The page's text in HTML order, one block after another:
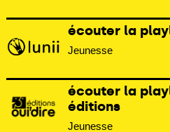
écouter la
Jeunesse
écouter la
éditions
Jeunesse